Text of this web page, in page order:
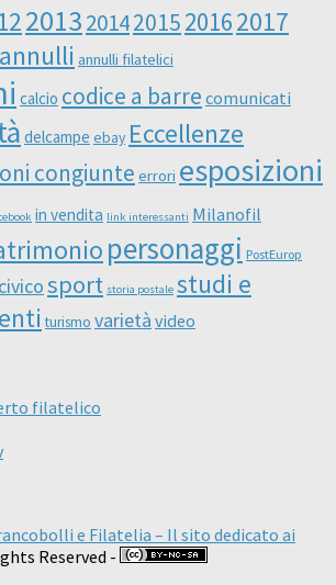
20132014201520162017
annulli annulli filatelici
calcio codice a barre comunicati
delcampe ebay Eccellenze
congiunte errori esposizioni
in vendita link interessanti Milanofil
personaggi PostEurop
sport storia postale studi e
turismo varietà video
filatelico
e Filatelia – Il sito dedicato ai
Reserved -